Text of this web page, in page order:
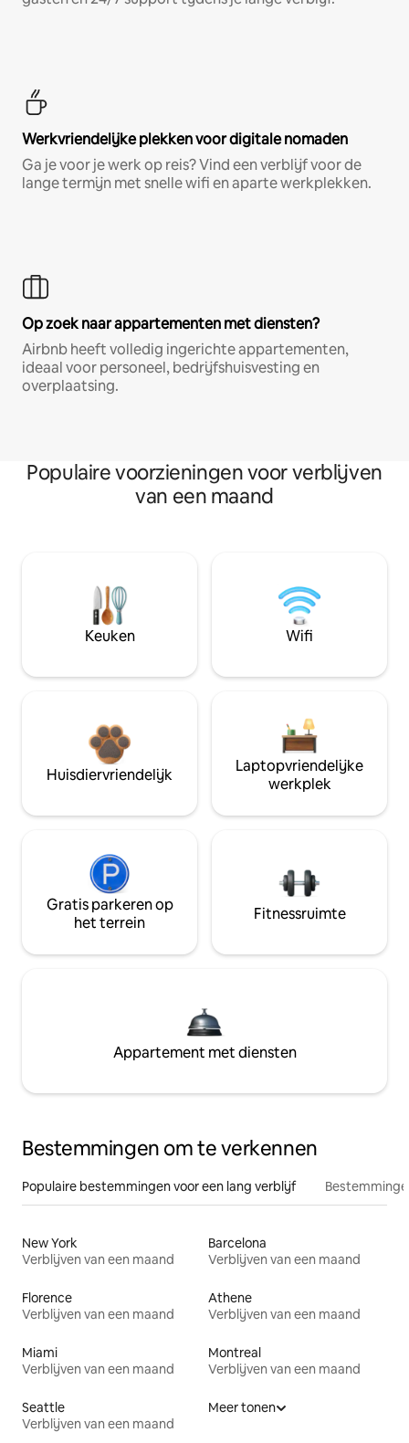
Werkvriendelijke plekken voor digitale nomaden
Ga je voor je werk op reis? Vind een verblijf voor de
lange termijn met snelle wifi en aparte werkplekken.
Op zoek naar appartementen met diensten?
Airbnb heeft volledig ingerichte appartementen,
ideaal voor personeel, bedrijfshuisvesting en
overplaatsing.
Populaire voorzieningen voor verblijven
van een maand
Keuken Wifi
Huisdiervriendelijk
Laptopvriendelijke
werkplek
Gratis parkeren op
het terrein
Fitnessruimte
Appartement met diensten
Bestemmingen om te verkennen
Populaire bestemmingen voor een lang verblijf
New York
Verblijven van een maand
Barcelona
Verblijven van een maand
Florence
Verblijven van een maand
Athene
Verblijven van een maand
Miami
Verblijven van een maand
Montreal
Verblijven van een maand
Seattle
Verblijven van een maand
Meer tonen